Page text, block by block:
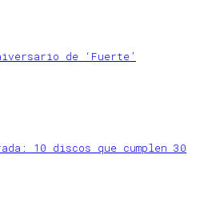
de ‘Fuerte’
10 discos que cumplen 30